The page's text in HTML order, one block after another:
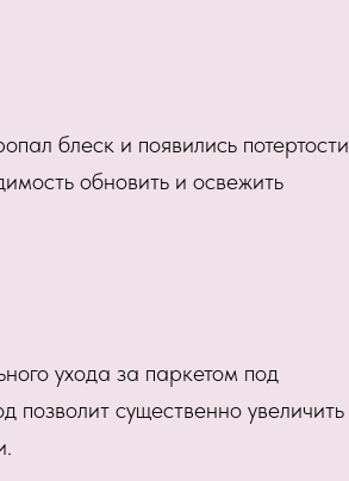
блеск и появились потертости
обновить и освежить
ухода за паркетом под
существенно увеличить